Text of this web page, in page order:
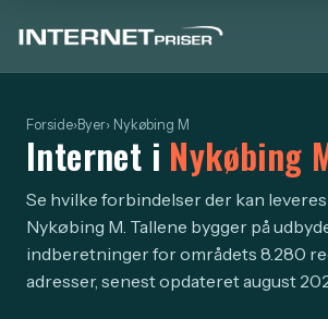
Forside›Byer› Nykøbing M
Internet i Nykøbing
Se hvilke forbindelser der kan leveres
Nykøbing M. Tallene bygger på
indberetninger for områdets 8.280
adresser, senest opdateret august